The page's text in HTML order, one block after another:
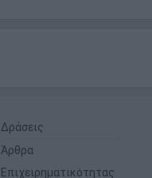
Δράσεις
Άρθρα
Επιχειρηματικότητας